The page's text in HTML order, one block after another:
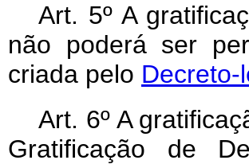
Art. 5º A
não poderá ser
criada pelo Decreto-
Art. 6º A
Gratificação de